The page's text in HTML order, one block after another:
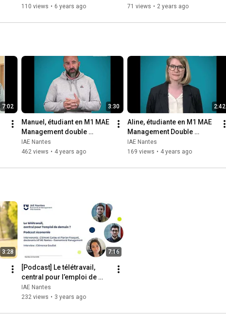
IAE Nantes !
110 views • 6 years ago
GOPAS de l'IAE Nantes
71 views • 2 years ago
7:02 3:30
Manuel, étudiant en M1 MAE
Management double
compétence - Formation
continue - promo 2021/2022
IAE Nantes
462 views • 4 years ago
2:42
Aline, étudiante en M1 MAE
Management Double
compétence - Formation
continue - promo 2021/2022
IAE Nantes
169 views • 4 years ago
3:28 7:16
[Podcast] Le télétravail,
central pour l’emploi de
demain ?
IAE Nantes
232 views • 3 years ago